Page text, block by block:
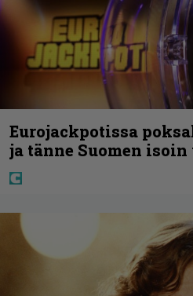
Eurojackpotissa
ja tänne Suomen